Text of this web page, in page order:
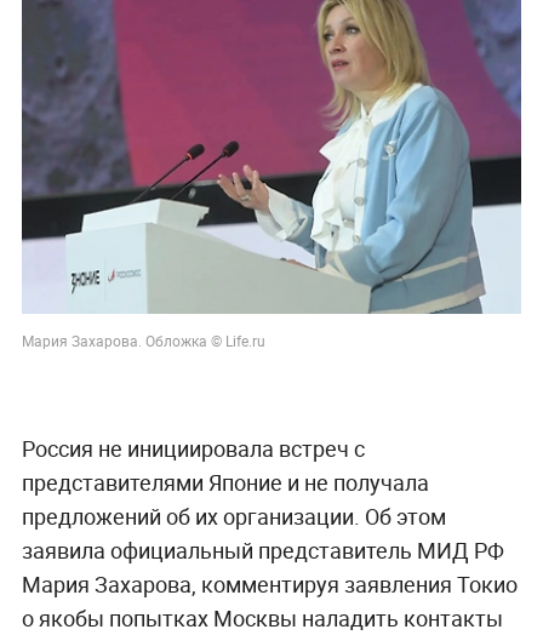
Мария Захарова. Обложка © Life.ru
Россия не инициировала встреч с
представителями Японие и не получала
предложений об их организации. Об этом
заявила официальный представитель МИД РФ
Мария Захарова, комментируя заявления Токио
о якобы попытках Москвы наладить контакты